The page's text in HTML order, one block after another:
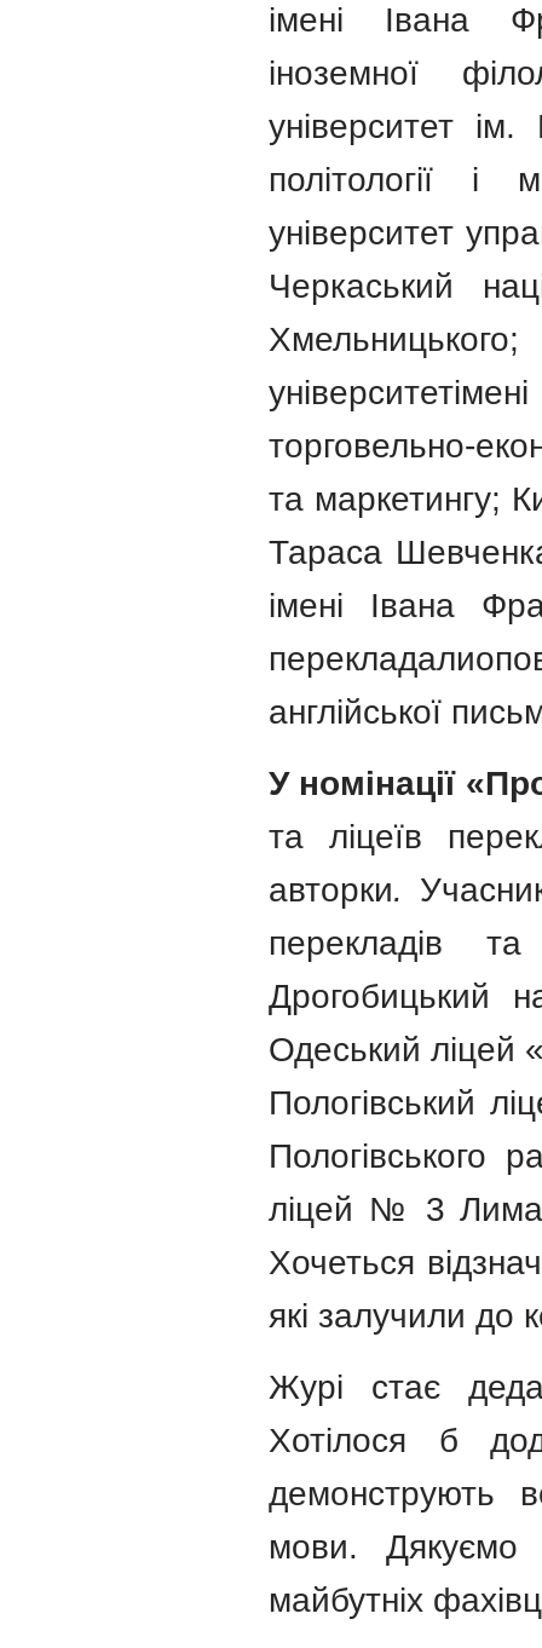
імені Івана
іноземної
університет
політології і
університет
Черкаський
торговельно-
та маркетингу;
Тараса
імені Івана
перекладали
англійської
У номінації
та ліцеїв
авторки.
перекладів
Дрогобицький
Одеський ліцей
Пологівський
Пологівського
ліцей № 3
Хочеться
які залучили до
Журі стає
Хотілося б
демонструють
мови. Дякуємо
майбутніх